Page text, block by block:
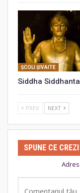
ŞCOLI ŞIVAITE
Siddha Siddhanta
PREV NEXT
SPUNE CE CREZI